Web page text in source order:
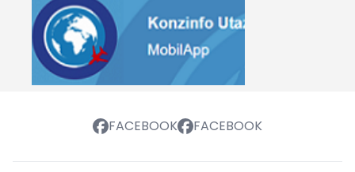
FACEBOOK FACEBOOK